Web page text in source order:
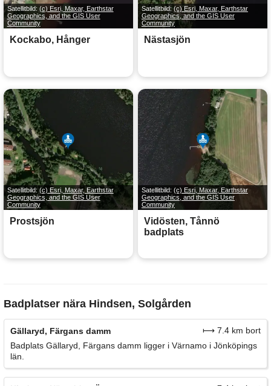
Satellitbild: (c) Esri, Maxar, Earthstar
Geographics, and the GIS User
Community
Kockabo, Hånger
Satellitbild:(c) Esri, Maxar, Earthstar
Geographics, and the GIS User
Community
Nästasjön
Satellitbild: (c) Esri, Maxar, Earthstar
Geographics, and the GIS User
Community
Prostsjön
Satellitbild: (c) Esri, Maxar, Earthstar
Geographics, and the GIS User
Community
Vidösten, Tånnö
badplats
Badplatser nära Hindsen, Solgården
Gällaryd, Färgans damm
⟼ 7.4 km bort
Badplats Gällaryd, Färgans damm ligger i Värnamo i Jönköpings
län.